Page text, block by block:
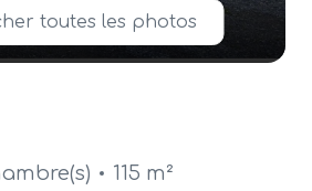
toutes les photos
115 m²